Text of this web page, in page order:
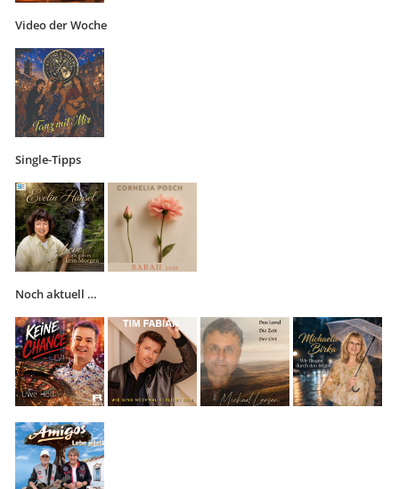
Video der Woche
Single-Tipps
Noch aktuell …